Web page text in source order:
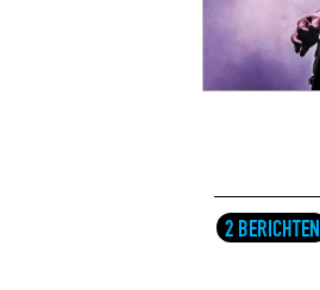
2 BERICHTEN